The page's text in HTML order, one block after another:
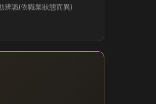
辨識(依職業狀態而異)